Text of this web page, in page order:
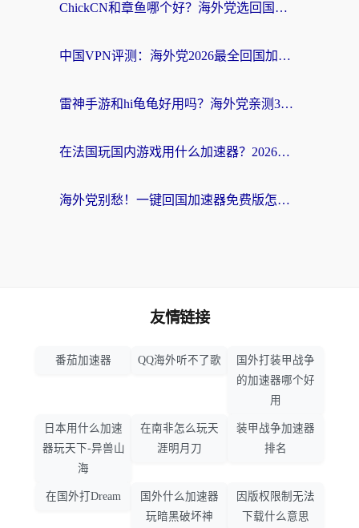
ChickCN和章鱼哪个好？海外党选回国加速器的3个关键维度 + 实用避坑指南
中国VPN评测：海外党2026最全回国加速器选择指南，告别地区限制不踩坑
雷神手游和hi龟龟好用吗？海外党亲测3款回国加速器，教你选对国外到国内加速器
在法国玩国内游戏用什么加速器？2026实测解决延迟卡顿的实用指南
海外党别愁！一键回国加速器免费版怎么选？从踩坑到流畅访问的全攻略
友情链接
番茄加速器 QQ海外听不了歌
国外打装甲战争
的加速器哪个好
用
日本用什么加速
器玩天下-异兽山
海
在南非怎么玩天
涯明月刀
装甲战争加速器
排名
在国外打Dream
国外什么加速器
玩暗黑破坏神
因版权限制无法
下载什么意思